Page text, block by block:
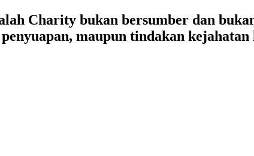
Charity bukan bersumber dan
maupun tindakan kejahatan